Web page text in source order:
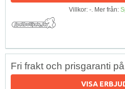
Villkor: -. Mer från:
Fri frakt och prisgaranti
VISA